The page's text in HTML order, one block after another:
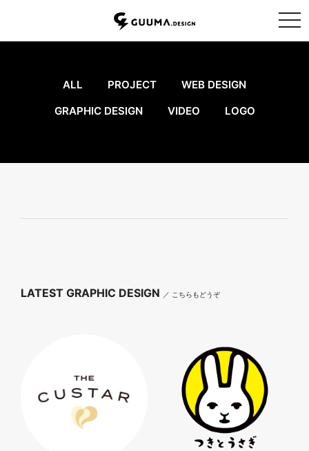
ALL PROJECT
WEB DESIGN
GRAPHIC DESIGN
VIDEO LOGO
LATEST GRAPHIC DESIGN ／ こちらもどうぞ